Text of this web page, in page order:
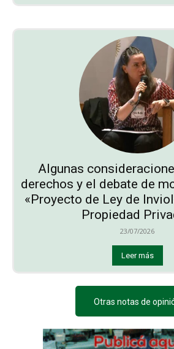
Algunas
derechos y el debate de
«Proyecto de Ley de
Propiedad
23/07/2026
Leer más
Otras notas de